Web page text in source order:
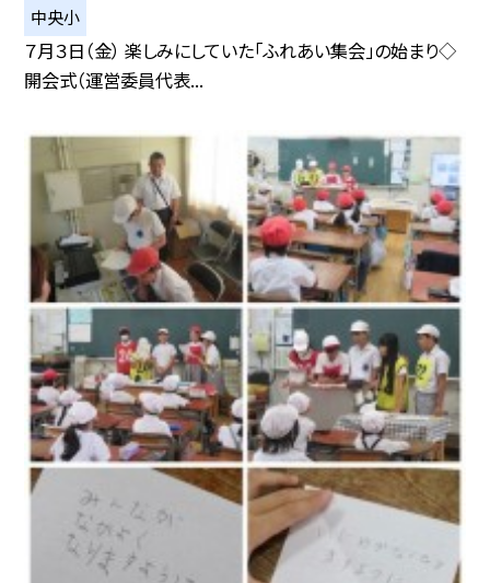
中央小
７月３日（金） 楽しみにしていた「ふれあい集会」の始まり◇
開会式（運営委員代表...